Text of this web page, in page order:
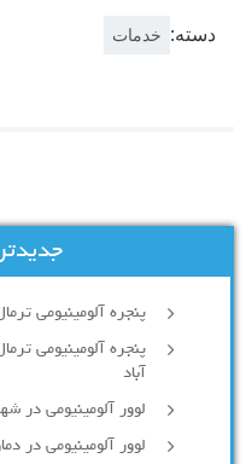
دسته: خدمات
پنجره آلومینیومی
پنجره آلومینیومی
آباد
لوور آلومینیومی در
لوور آلومینیومی در